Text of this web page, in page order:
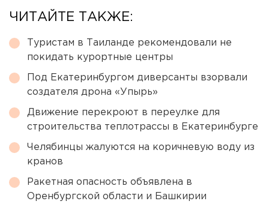
ЧИТАЙТЕ ТАКЖЕ:
Туристам в Таиланде рекомендовали не
покидать курортные центры
Под Екатеринбургом диверсанты взорвали
создателя дрона «Упырь»
Движение перекроют в переулке для
строительства теплотрассы в Екатеринбурге
Челябинцы жалуются на коричневую воду из
кранов
Ракетная опасность объявлена в
Оренбургской области и Башкирии